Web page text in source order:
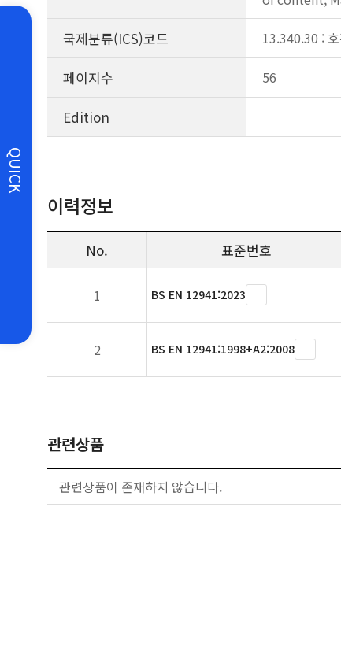
QUICK
국제분류(ICS)코드 13.340.30 :
페이지수 56
Edition
이력정보
No. 표준번호
1 BS EN 12941:2023
2 BS EN 12941:1998+A2:2008
관련상품
관련상품이 존재하지 않습니다.